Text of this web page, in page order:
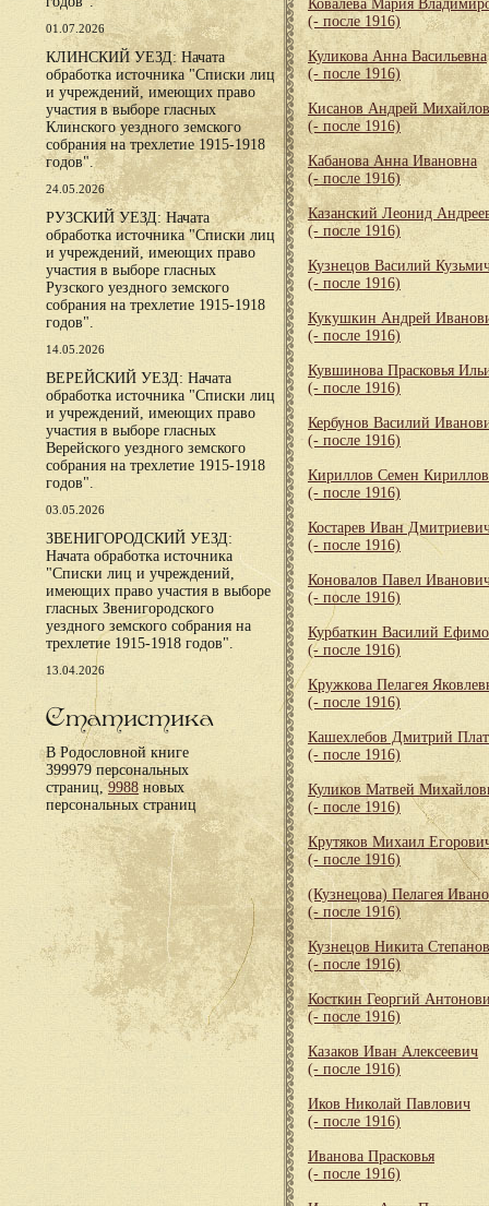
01.07.2026
КЛИНСКИЙ УЕЗД: Начата
обработка источника "Списки лиц
и учреждений, имеющих право
участия в выборе гласных
Клинского уездного земского
собрания на трехлетие 1915-1918
годов".
24.05.2026
РУЗСКИЙ УЕЗД: Начата
обработка источника "Списки лиц
и учреждений, имеющих право
участия в выборе гласных
Рузского уездного земского
собрания на трехлетие 1915-1918
годов".
14.05.2026
ВЕРЕЙСКИЙ УЕЗД: Начата
обработка источника "Списки лиц
и учреждений, имеющих право
участия в выборе гласных
Верейского уездного земского
собрания на трехлетие 1915-1918
годов".
03.05.2026
ЗВЕНИГОРОДСКИЙ УЕЗД:
Начата обработка источника
"Списки лиц и учреждений,
имеющих право участия в выборе
гласных Звенигородского
уездного земского собрания на
трехлетие 1915-1918 годов".
13.04.2026
Статистика
В Родословной книге
399979 персональных
страниц,9988 новых
персональных страниц
Ковалева Мария
(- после 1916)
Куликова Анна Васильевна
(- после 1916)
Кисанов Андрей
(- после 1916)
Кабанова Анна Ивановна
(- после 1916)
Казанский Леонид
(- после 1916)
Кузнецов Василий
(- после 1916)
Кукушкин Андрей
(- после 1916)
Кувшинова Прасковья
(- после 1916)
Кербунов Василий
(- после 1916)
Кириллов Семен
(- после 1916)
Костарев Иван
(- после 1916)
Коновалов Павел
(- после 1916)
Курбаткин Василий
(- после 1916)
Кружкова Пелагея
(- после 1916)
Кашехлебов Дмитрий
(- после 1916)
Куликов Матвей
(- после 1916)
Крутяков Михаил
(- после 1916)
(Кузнецова) Пелагея
(- после 1916)
Кузнецов Никита
(- после 1916)
Косткин Георгий
(- после 1916)
Казаков Иван Алексеевич
(- после 1916)
Иков Николай Павлович
(- после 1916)
Иванова Прасковья
(- после 1916)